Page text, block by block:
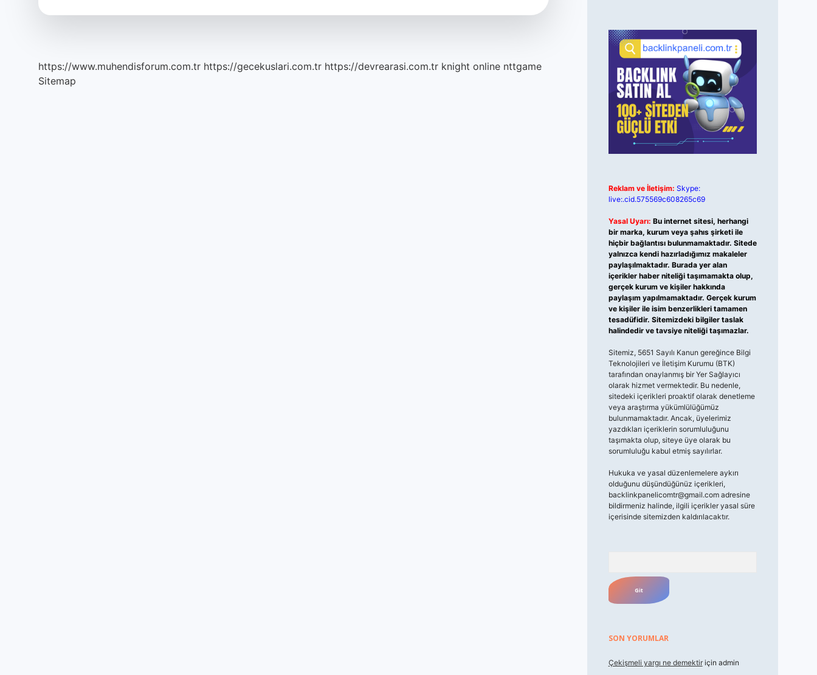
https://www.muhendisforum.com.tr https://gecekuslari.com.tr https://devrearasi.com.tr knight online nttgame
Sitemap
Reklam ve İletişim: Skype:
live:.cid.575569c608265c69
Yasal Uyarı: Bu internet sitesi, herhangi
bir marka, kurum veya şahıs şirketi ile
hiçbir bağlantısı bulunmamaktadır. Sitede
yalnızca kendi hazırladığımız makaleler
paylaşılmaktadır. Burada yer alan
içerikler haber niteliği taşımamakta olup,
gerçek kurum ve kişiler hakkında
paylaşım yapılmamaktadır. Gerçek kurum
ve kişiler ile isim benzerlikleri tamamen
tesadüfidir. Sitemizdeki bilgiler taslak
halindedir ve tavsiye niteliği taşımazlar.
Sitemiz, 5651 Sayılı Kanun gereğince Bilgi
Teknolojileri ve İletişim Kurumu (BTK)
tarafından onaylanmış bir Yer Sağlayıcı
olarak hizmet vermektedir. Bu nedenle,
sitedeki içerikleri proaktif olarak denetleme
veya araştırma yükümlülüğümüz
bulunmamaktadır. Ancak, üyelerimiz
yazdıkları içeriklerin sorumluluğunu
taşımakta olup, siteye üye olarak bu
sorumluluğu kabul etmiş sayılırlar.
Hukuka ve yasal düzenlemelere aykırı
olduğunu düşündüğünüz içerikleri,
backlinkpanelicomtr@gmail.comadresine
bildirmeniz halinde, ilgili içerikler yasal süre
içerisinde sitemizden kaldırılacaktır.
SON YORUMLAR
Çekişmeli yargı ne demektiriçin admin